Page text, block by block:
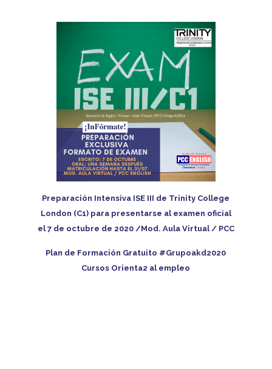
Preparación Intensiva ISE III de Trinity College
London (C1) para presentarse al examen oficial
el 7 de octubre de 2020 /Mod. Aula Virtual / PCC
Plan de Formación Gratuito #Grupoakd2020
Cursos Orienta2 al empleo